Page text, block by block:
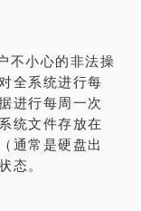
不小心的非法操
全系统进行每
进行每周一次
统文件存放在
通常是硬盘出
态。